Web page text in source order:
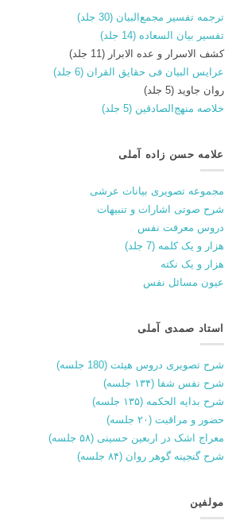
ترجمه تفسیر مجمع‌البیان (30 جلد)
تفسیر بیان السعاده (14 جلد)
کشف الاسرار و عده الابرار (11 جلد)
عرایس البیان فی حقایق القران (6 جلد)
روان جاوید (5 جلد)
خلاصه منهج‌الصادقین (5 جلد)
علامه حسن زاده آملی
مجموعه تصویری بیانات عرشی
شرح صوتی اشارات و تنبیهات
دروس معرفت نفس
هزار و یک کلمه (7 جلد)
هزار و یک نکته
عیون مسائل نفس
استاد صمدی آملی
شرح تصویری دروس هیئت (180 جلسه)
شرح نفس شفا (۱۳۴ جلسه)
شرح بدایه الحکمه (۱۳۵ جلسه)
حضور و مراقبت (۲۰ جلسه)
معراج اشک در اربعین حسینی (۵۸ جلسه)
شرح گنجینه گوهر روان (۸۴ جلسه)
مولفین